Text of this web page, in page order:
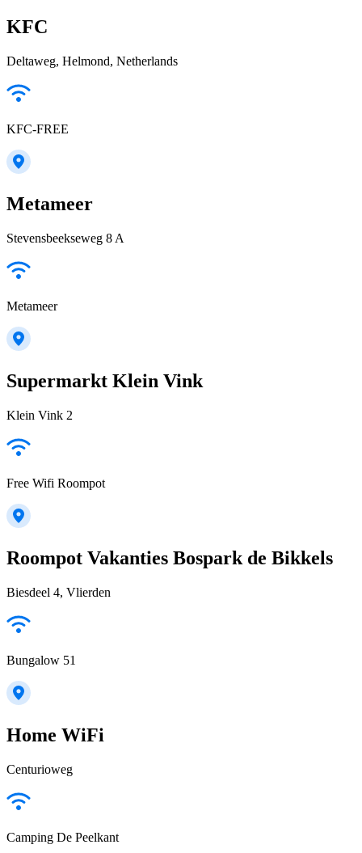
KFC
Deltaweg, Helmond, Netherlands
KFC-FREE
Metameer
Stevensbeekseweg 8 A
Metameer
Supermarkt Klein Vink
Klein Vink 2
Free Wifi Roompot
Roompot Vakanties Bospark de Bikkels
Biesdeel 4, Vlierden
Bungalow 51
Home WiFi
Centurioweg
Camping De Peelkant